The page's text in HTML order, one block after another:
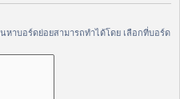
าบอร์ดย่อยสามารถทำได้โดย เลือกที่บอร์ด